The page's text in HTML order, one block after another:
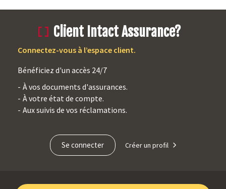
en
haut
du
contenu
Client Intact Assurance?
Connectez-vous à l’espace client.
Bénéficiez d'un accès 24/7
À vos documents d'assurances.
À votre état de compte.
Aux suivis de vos réclamations.
Se connecter Créer un profil